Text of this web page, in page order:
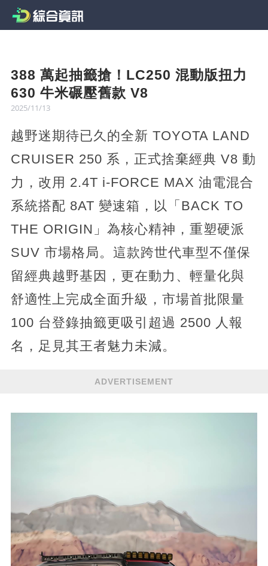
388 萬起抽籤搶！LC250 混動版扭力
630 牛米碾壓舊款 V8
2025/11/13
越野迷期待已久的全新 TOYOTA LAND
CRUISER 250 系，正式捨棄經典 V8 動
力，改用 2.4T i-FORCE MAX 油電混合
系統搭配 8AT 變速箱，以「BACK TO
THE ORIGIN」為核心精神，重塑硬派
SUV 市場格局。這款跨世代車型不僅保
留經典越野基因，更在動力、輕量化與
舒適性上完成全面升級，市場首批限量
100 台登錄抽籤更吸引超過 2500 人報
名，足見其王者魅力未減。
ADVERTISEMENT